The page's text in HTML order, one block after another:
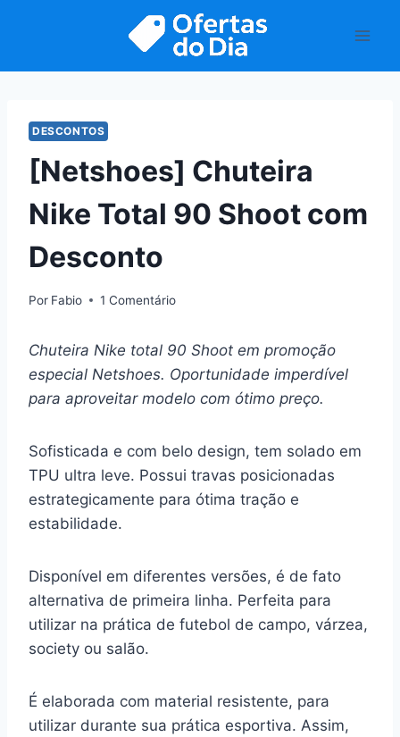
DESCONTOS
[Netshoes] Chuteira
Nike Total 90 Shoot com
Desconto
Por Fabio 1 Comentário
Chuteira Nike total 90 Shoot em promoção
especial Netshoes. Oportunidade imperdível
para aproveitar modelo com ótimo preço.
Sofisticada e com belo design, tem solado em
TPU ultra leve. Possui travas posicionadas
estrategicamente para ótima tração e
estabilidade.
Disponível em diferentes versões, é de fato
alternativa de primeira linha. Perfeita para
utilizar na prática de futebol de campo, várzea,
society ou salão.
É elaborada com material resistente, para
utilizar durante sua prática esportiva. Assim,